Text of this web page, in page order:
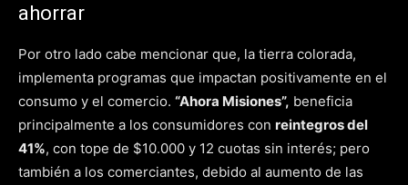
ahorrar
Por otro lado cabe mencionar que, la tierra colorada,
implementa programas que impactan positivamente en el
consumo y el comercio. “Ahora Misiones”, beneficia
principalmente a los consumidores con reintegros del
41%, con tope de $10.000 y 12 cuotas sin interés; pero
también a los comerciantes, debido al aumento de las